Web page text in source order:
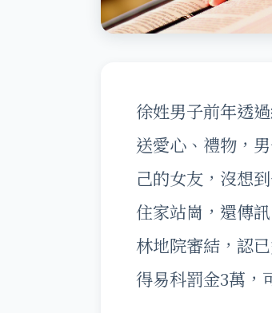
徐姓男子前年透
送愛心、禮物，
己的女友，沒想
住家站崗，還傳
林地院審結，認
得易科罰金3萬，